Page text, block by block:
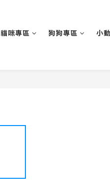
貓咪專區 狗狗專區 小